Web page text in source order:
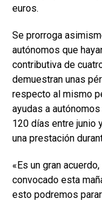
euros.
Se prorroga
autónomos que
contributiva de
demuestran unas
respecto al mismo
ayudas a
120 días entre junio
una prestación
«Es un gran
convocado esta
esto podremos